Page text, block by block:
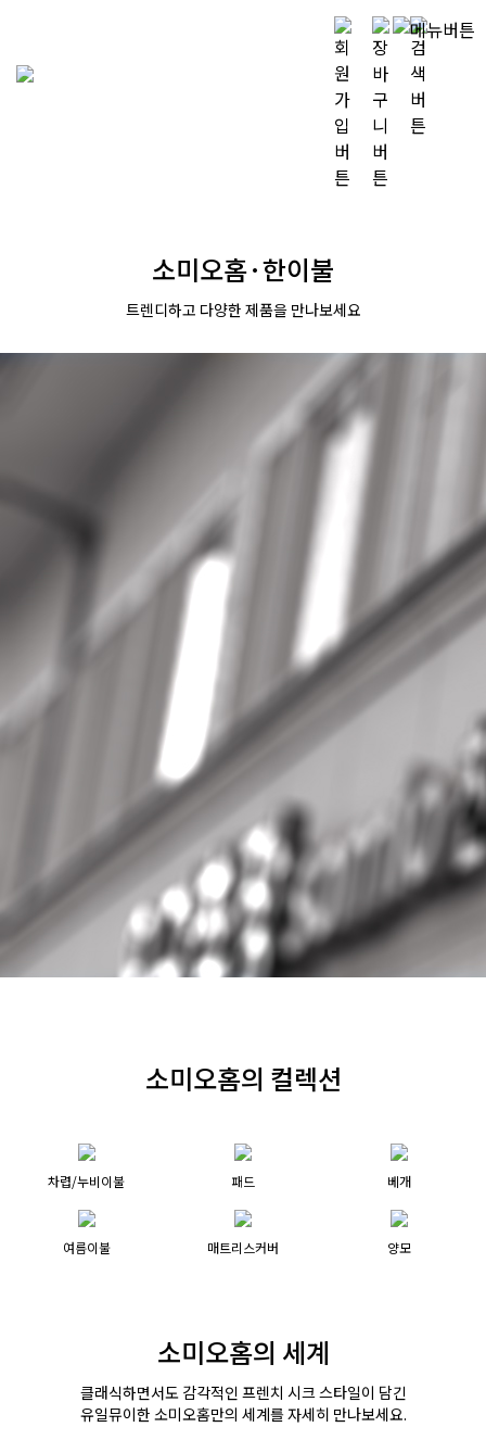
소미오홈·한이불
트렌디하고 다양한 제품을 만나보세요
소미오홈의 컬렉션
차렵/누비이불 패드 베개
여름이불 매트리스커버 양모
소미오홈의 세계
클래식하면서도 감각적인 프렌치 시크 스타일이 담긴
유일뮤이한 소미오홈만의 세계를 자세히 만나보세요.